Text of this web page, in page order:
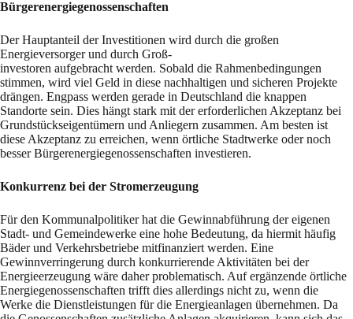
Bürgerenergiegenossenschaften
Der Hauptanteil der Investitionen wird durch die großen
Energieversorger und durch Groß-
investoren aufgebracht werden. Sobald die Rahmenbedingungen
stimmen, wird viel Geld in diese nachhaltigen und sicheren Projekte
drängen. Engpass werden gerade in Deutschland die knappen
Standorte sein. Dies hängt stark mit der erforderlichen Akzeptanz bei
Grundstückseigentümern und Anliegern zusammen. Am besten ist
diese Akzeptanz zu erreichen, wenn örtliche Stadtwerke oder noch
besser Bürgerenergiegenossenschaften investieren.
Konkurrenz bei der Stromerzeugung
Für den Kommunalpolitiker hat die Gewinnabführung der eigenen
Stadt- und Gemeindewerke eine hohe Bedeutung, da hiermit häufig
Bäder und Verkehrsbetriebe mitfinanziert werden. Eine
Gewinnverringerung durch konkurrierende Aktivitäten bei der
Energieerzeugung wäre daher problematisch. Auf ergänzende örtliche
Energiegenossenschaften trifft dies allerdings nicht zu, wenn die
Werke die Dienstleistungen für die Energieanlagen übernehmen. Da